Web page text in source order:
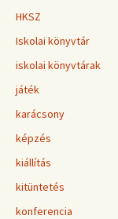
HKSZ
Iskolai könyvtár
iskolai könyvtárak
játék
karácsony
képzés
kiállítás
kitüntetés
konferencia